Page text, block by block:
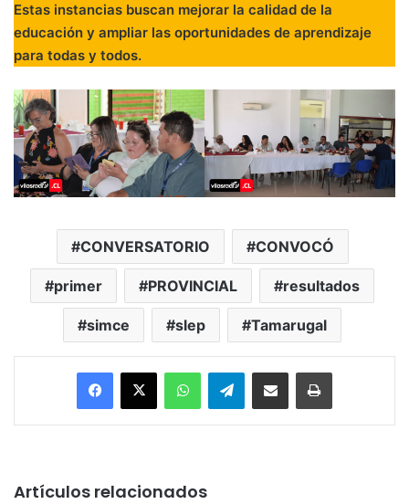
Estas instancias buscan mejorar la calidad de la
educación y ampliar las oportunidades de aprendizaje
para todas y todos.
CONVERSATORIO CONVOCÓ
primer PROVINCIAL resultados
simce slep Tamarugal
Facebook
X WhatsAppTelegramEnviar vía email Imprimir
Artículos relacionados